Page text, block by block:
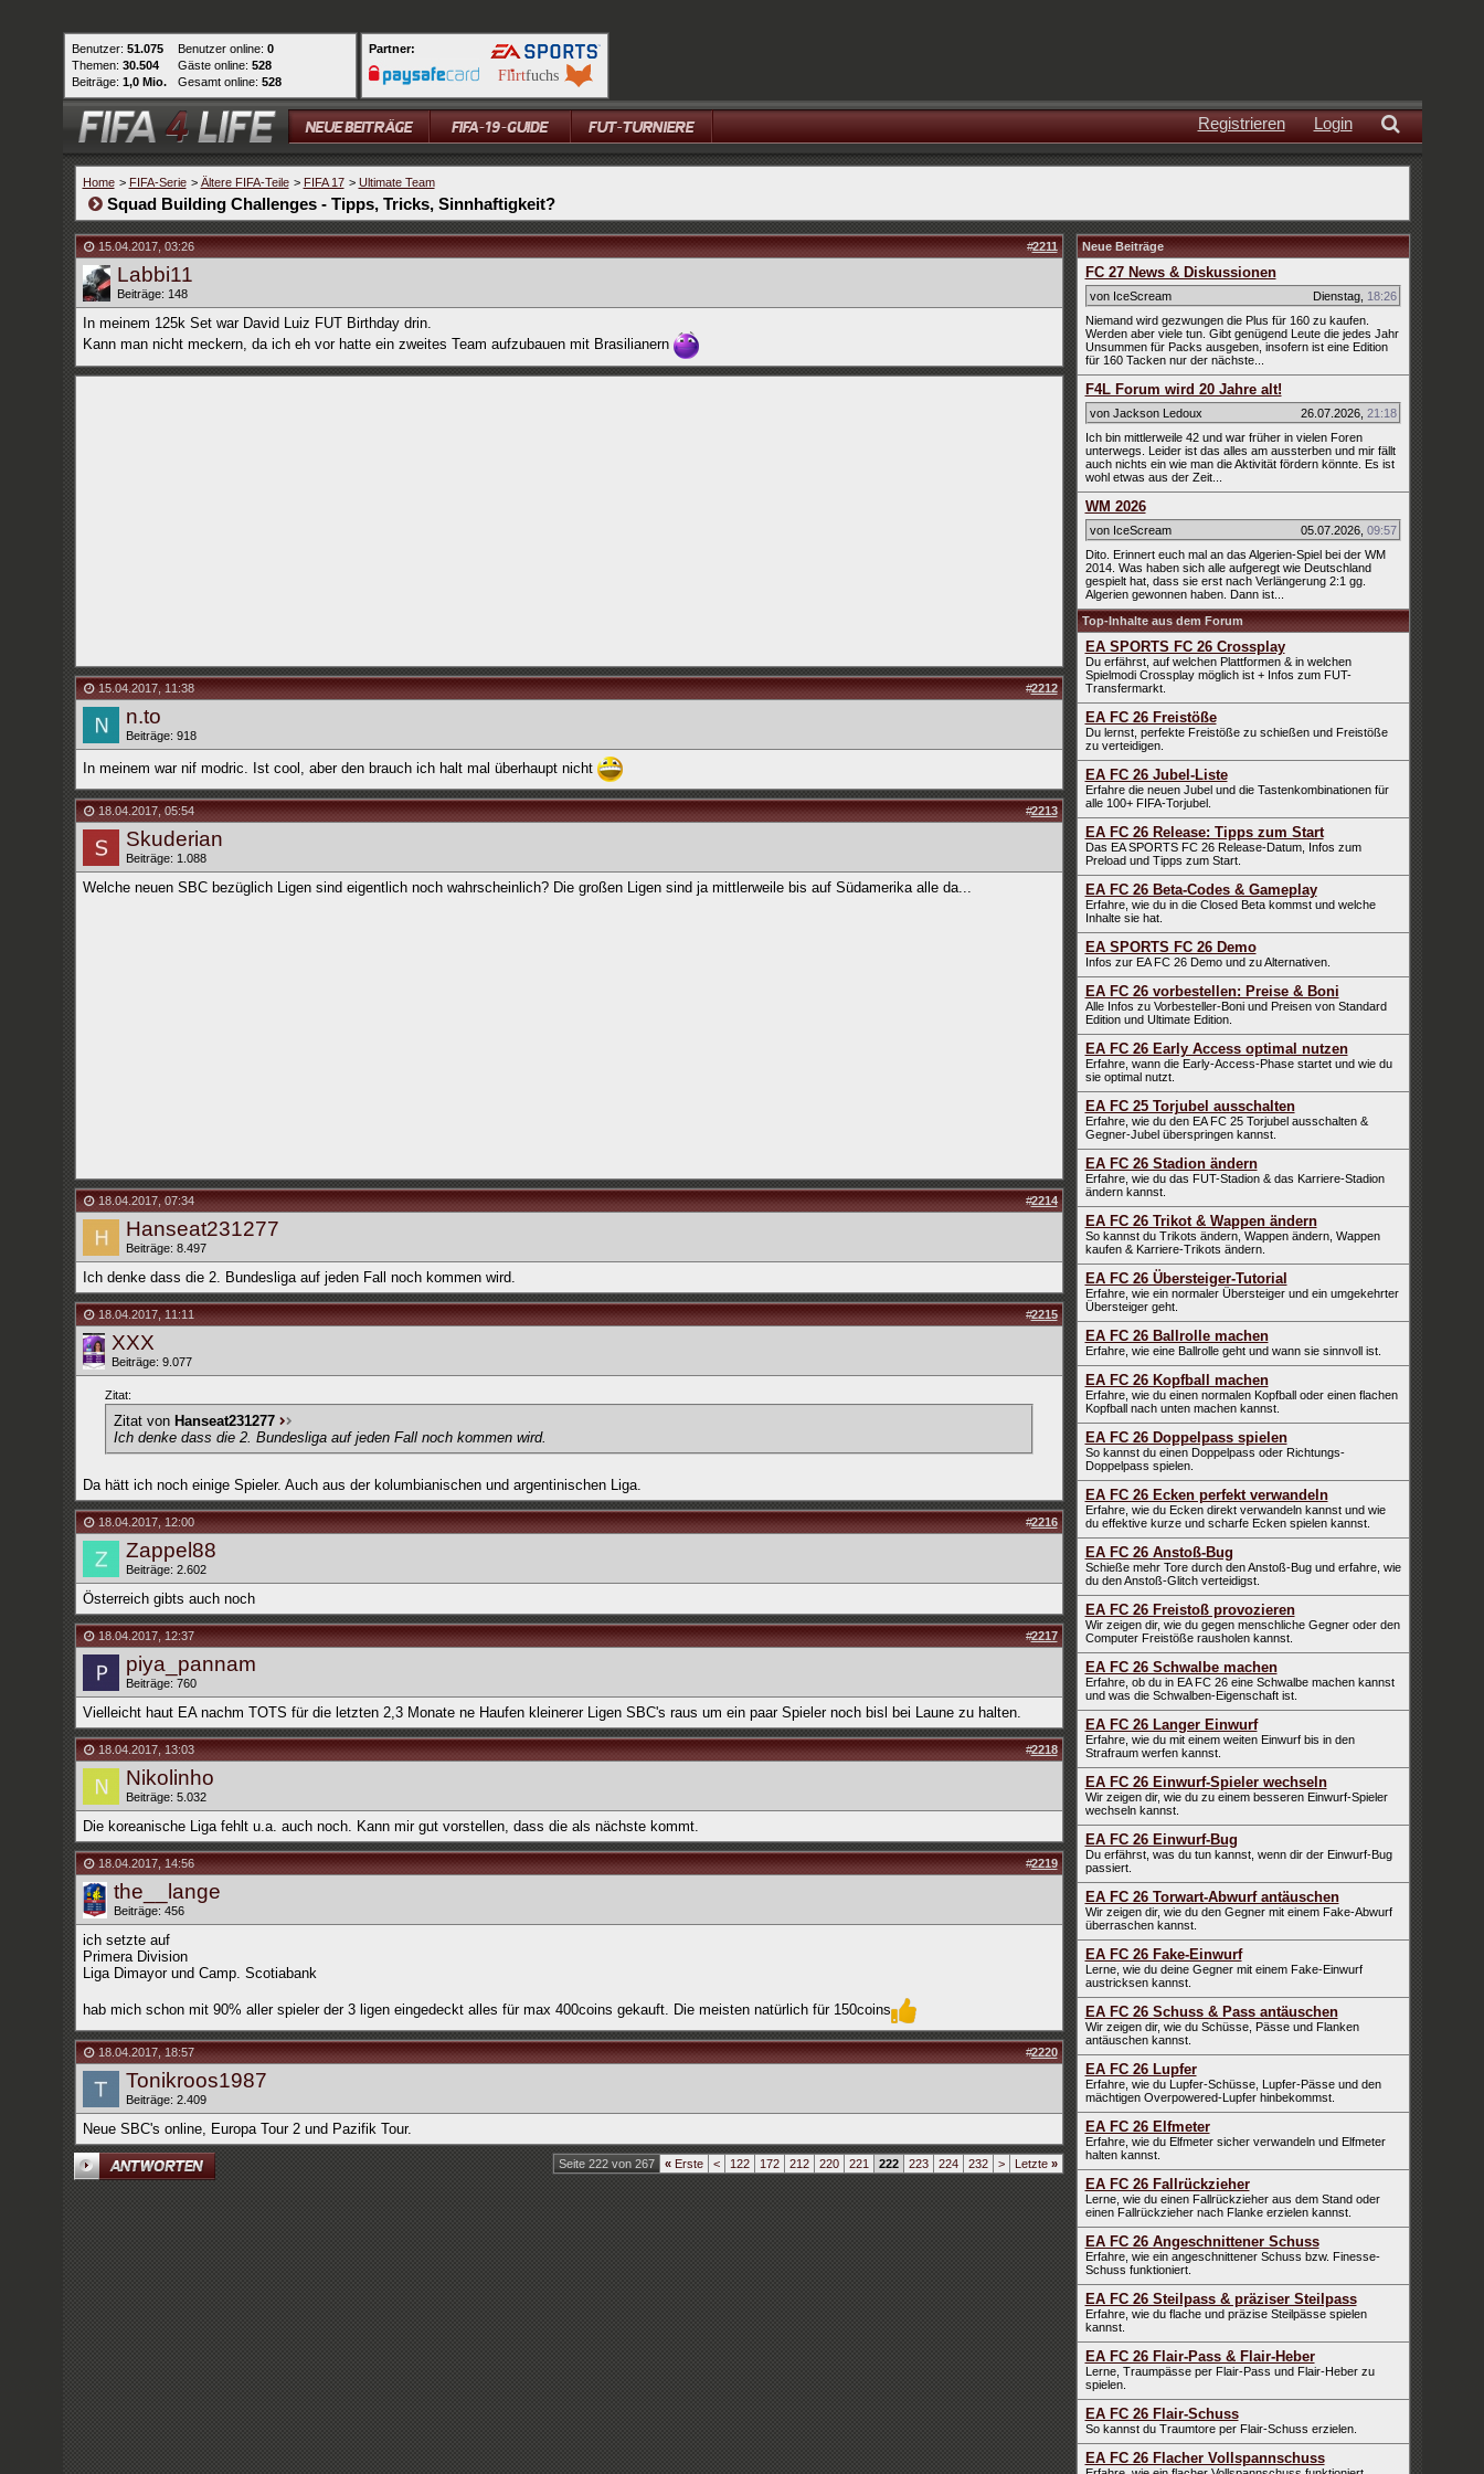
Benutzer: 51.075
Themen: 30.504
Beiträge: 1,0 Mio.
Benutzer online: 0
Gäste online: 528
Gesamt online: 528
Partner:
Login
Registrieren
Home > FIFA-Serie > Ältere FIFA-Teile > FIFA 17 > Ultimate Team
Squad Building Challenges - Tipps, Tricks, Sinnhaftigkeit?
15.04.2017,03:26 #2211
Labbi11
Beiträge: 148
In meinem 125k Set war David Luiz FUT Birthday drin.
Kann man nicht meckern, da ich eh vor hatte ein zweites Team aufzubauen mit Brasilianern
15.04.2017,11:38 #2212
n.to
Beiträge: 918
In meinem war nif modric. Ist cool, aber den brauch ich halt mal überhaupt nicht
18.04.2017,05:54 #2213
Skuderian
Beiträge: 1.088
Welche neuen SBC bezüglich Ligen sind eigentlich noch wahrscheinlich? Die großen Ligen sind ja mittlerweile bis auf Südamerika alle da...
18.04.2017,07:34 #2214
Hanseat231277
Beiträge: 8.497
Ich denke dass die 2. Bundesliga auf jeden Fall noch kommen wird.
18.04.2017,11:11 #2215
XXX
Beiträge: 9.077
Zitat:
Zitat von Hanseat231277
Ich denke dass die 2. Bundesliga auf jeden Fall noch kommen wird.
Da hätt ich noch einige Spieler. Auch aus der kolumbianischen und argentinischen Liga.
18.04.2017,12:00 #2216
Zappel88
Beiträge: 2.602
Österreich gibts auch noch
18.04.2017,12:37 #2217
piya_pannam
Beiträge: 760
Vielleicht haut EA nachm TOTS für die letzten 2,3 Monate ne Haufen kleinerer Ligen SBC's raus um ein paar Spieler noch bisl bei Laune zu halten.
18.04.2017,13:03 #2218
Nikolinho
Beiträge: 5.032
Die koreanische Liga fehlt u.a. auch noch. Kann mir gut vorstellen, dass die als nächste kommt.
18.04.2017,14:56 #2219
the__lange
Beiträge: 456
ich setzte auf
Primera Division
Liga Dimayor und Camp. Scotiabank
hab mich schon mit 90% aller spieler der 3 ligen eingedeckt alles für max 400coins gekauft. Die meisten natürlich für 150coins
18.04.2017,18:57 #2220
Tonikroos1987
Beiträge: 2.409
Neue SBC's online, Europa Tour 2 und Pazifik Tour.
Seite 222 von 267 « Erste < 122 172 212 220 221 222 223 224 232 > Letzte »
Neue Beiträge
FC 27 News & Diskussionen
von IceScream Dienstag, 18:26
Niemand wird gezwungen die Plus für 160 zu kaufen.
Werden aber viele tun. Gibt genügend Leute die jedes Jahr
Unsummen für Packs ausgeben, insofern ist eine Edition
für 160 Tacken nur der nächste...
F4L Forum wird 20 Jahre alt!
von Jackson Ledoux 26.07.2026, 21:18
Ich bin mittlerweile 42 und war früher in vielen Foren
unterwegs. Leider ist das alles am aussterben und mir fällt
auch nichts ein wie man die Aktivität fördern könnte. Es ist
wohl etwas aus der Zeit...
WM 2026
von IceScream 05.07.2026, 09:57
Dito. Erinnert euch mal an das Algerien-Spiel bei der WM
2014. Was haben sich alle aufgeregt wie Deutschland
gespielt hat, dass sie erst nach Verlängerung 2:1 gg.
Algerien gewonnen haben. Dann ist...
Top-Inhalte aus dem Forum
EA SPORTS FC 26 Crossplay
Du erfährst, auf welchen Plattformen & in welchen
Spielmodi Crossplay möglich ist + Infos zum FUT-
Transfermarkt.
EA FC 26 Freistöße
Du lernst, perfekte Freistöße zu schießen und Freistöße
zu verteidigen.
EA FC 26 Jubel-Liste
Erfahre die neuen Jubel und die Tastenkombinationen für
alle 100+ FIFA-Torjubel.
EA FC 26 Release: Tipps zum Start
Das EA SPORTS FC 26 Release-Datum, Infos zum
Preload und Tipps zum Start.
EA FC 26 Beta-Codes & Gameplay
Erfahre, wie du in die Closed Beta kommst und welche
Inhalte sie hat.
EA SPORTS FC 26 Demo
Infos zur EA FC 26 Demo und zu Alternativen.
EA FC 26 vorbestellen: Preise & Boni
Alle Infos zu Vorbesteller-Boni und Preisen von Standard
Edition und Ultimate Edition.
EA FC 26 Early Access optimal nutzen
Erfahre, wann die Early-Access-Phase startet und wie du
sie optimal nutzt.
EA FC 25 Torjubel ausschalten
Erfahre, wie du den EA FC 25 Torjubel ausschalten &
Gegner-Jubel überspringen kannst.
EA FC 26 Stadion ändern
Erfahre, wie du das FUT-Stadion & das Karriere-Stadion
ändern kannst.
EA FC 26 Trikot & Wappen ändern
So kannst du Trikots ändern, Wappen ändern, Wappen
kaufen & Karriere-Trikots ändern.
EA FC 26 Übersteiger-Tutorial
Erfahre, wie ein normaler Übersteiger und ein umgekehrter
Übersteiger geht.
EA FC 26 Ballrolle machen
Erfahre, wie eine Ballrolle geht und wann sie sinnvoll ist.
EA FC 26 Kopfball machen
Erfahre, wie du einen normalen Kopfball oder einen flachen
Kopfball nach unten machen kannst.
EA FC 26 Doppelpass spielen
So kannst du einen Doppelpass oder Richtungs-
Doppelpass spielen.
EA FC 26 Ecken perfekt verwandeln
Erfahre, wie du Ecken direkt verwandeln kannst und wie
du effektive kurze und scharfe Ecken spielen kannst.
EA FC 26 Anstoß-Bug
Schieße mehr Tore durch den Anstoß-Bug und erfahre, wie
du den Anstoß-Glitch verteidigst.
EA FC 26 Freistoß provozieren
Wir zeigen dir, wie du gegen menschliche Gegner oder den
Computer Freistöße rausholen kannst.
EA FC 26 Schwalbe machen
Erfahre, ob du in EA FC 26 eine Schwalbe machen kannst
und was die Schwalben-Eigenschaft ist.
EA FC 26 Langer Einwurf
Erfahre, wie du mit einem weiten Einwurf bis in den
Strafraum werfen kannst.
EA FC 26 Einwurf-Spieler wechseln
Wir zeigen dir, wie du zu einem besseren Einwurf-Spieler
wechseln kannst.
EA FC 26 Einwurf-Bug
Du erfährst, was du tun kannst, wenn dir der Einwurf-Bug
passiert.
EA FC 26 Torwart-Abwurf antäuschen
Wir zeigen dir, wie du den Gegner mit einem Fake-Abwurf
überraschen kannst.
EA FC 26 Fake-Einwurf
Lerne, wie du deine Gegner mit einem Fake-Einwurf
austricksen kannst.
EA FC 26 Schuss & Pass antäuschen
Wir zeigen dir, wie du Schüsse, Pässe und Flanken
antäuschen kannst.
EA FC 26 Lupfer
Erfahre, wie du Lupfer-Schüsse, Lupfer-Pässe und den
mächtigen Overpowered-Lupfer hinbekommst.
EA FC 26 Elfmeter
Erfahre, wie du Elfmeter sicher verwandeln und Elfmeter
halten kannst.
EA FC 26 Fallrückzieher
Lerne, wie du einen Fallrückzieher aus dem Stand oder
einen Fallrückzieher nach Flanke erzielen kannst.
EA FC 26 Angeschnittener Schuss
Erfahre, wie ein angeschnittener Schuss bzw. Finesse-
Schuss funktioniert.
EA FC 26 Steilpass & präziser Steilpass
Erfahre, wie du flache und präzise Steilpässe spielen
kannst.
EA FC 26 Flair-Pass & Flair-Heber
Lerne, Traumpässe per Flair-Pass und Flair-Heber zu
spielen.
EA FC 26 Flair-Schuss
So kannst du Traumtore per Flair-Schuss erzielen.
EA FC 26 Flacher Vollspannschuss